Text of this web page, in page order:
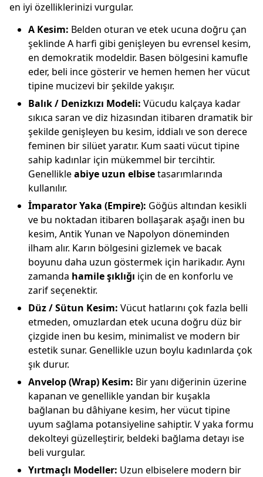
en iyi özelliklerinizi vurgular.
A Kesim: Belden oturan ve etek ucuna doğru çan
şeklinde A harfi gibi genişleyen bu evrensel kesim,
en demokratik modeldir. Basen bölgesini kamufle
eder, beli ince gösterir ve hemen hemen her vücut
tipine mucizevi bir şekilde yakışır.
Balık / Denizkızı Modeli: Vücudu kalçaya kadar
sıkıca saran ve diz hizasından itibaren dramatik bir
şekilde genişleyen bu kesim, iddialı ve son derece
feminen bir silüet yaratır. Kum saati vücut tipine
sahip kadınlar için mükemmel bir tercihtir.
Genellikleabiye uzun elbisetasarımlarında
kullanılır.
İmparator Yaka (Empire): Göğüs altından kesikli
ve bu noktadan itibaren bollaşarak aşağı inen bu
kesim, Antik Yunan ve Napolyon döneminden
ilham alır. Karın bölgesini gizlemek ve bacak
boyunu daha uzun göstermek için harikadır. Aynı
zamanda hamile şıklığı için de en konforlu ve
zarif seçenektir.
Düz / Sütun Kesim: Vücut hatlarını çok fazla belli
etmeden, omuzlardan etek ucuna doğru düz bir
çizgide inen bu kesim, minimalist ve modern bir
estetik sunar. Genellikle uzun boylu kadınlarda çok
şık durur.
Anvelop (Wrap) Kesim: Bir yanı diğerinin üzerine
kapanan ve genellikle yandan bir kuşakla
bağlanan bu dâhiyane kesim, her vücut tipine
uyum sağlama potansiyeline sahiptir. V yaka formu
dekolteyi güzelleştirir, beldeki bağlama detayı ise
beli vurgular.
Yırtmaçlı Modeller: Uzun elbiselere modern bir